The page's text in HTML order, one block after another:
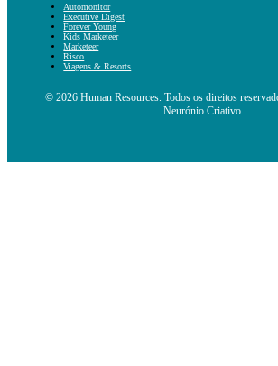
Automonitor
Executive Digest
Forever Young
Kids Marketeer
Marketeer
Risco
Viagens & Resorts
© 2026 Human Resources. Todos os direitos
Neurónio Criativo